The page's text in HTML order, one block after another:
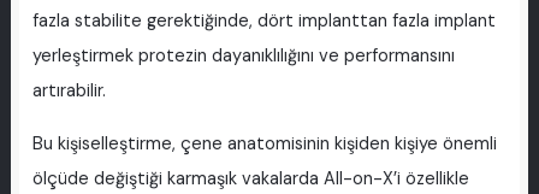
fazla stabilite gerektiğinde, dört implanttan fazla implant
yerleştirmek protezin dayanıklılığını ve performansını
artırabilir.
Bu kişiselleştirme, çene anatomisinin kişiden kişiye önemli
ölçüde değiştiği karmaşık vakalarda All-on-X’i özellikle